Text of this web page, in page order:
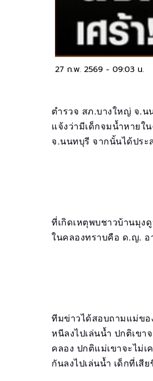
27 ก.พ. 2569 - 09:03 น.
ตำรวจ สภ.บางใหญ่ จ.น
แจ้งว่ามีเด็กจมน้ำหายใ
จ.นนทบุรี จากนั้นได้ประ
ที่เกิดเหตุพบชาวบ้านมุง
ในคลองทราบคือ ด.ญ. อ
ทีมข่าวได้สอบถามแม่ขอ
หนีลงไปเล่นน้ำ ปกติเขา
คลอง ปกติแม่เขาจะไม่
กันลงไปเล่นน้ำ เด็กที่เ